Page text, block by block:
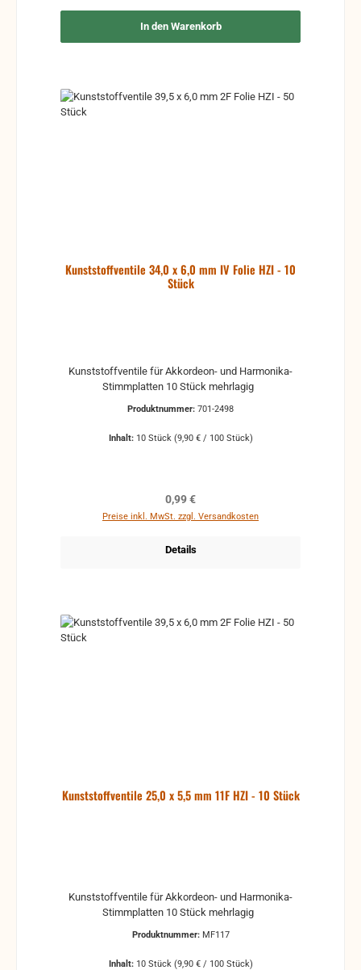
In den Warenkorb
Kunststoffventile 34,0 x 6,0 mm IV Folie HZI - 10
Stück
Kunststoffventile für Akkordeon- und Harmonika-
Produktnummer: 701-2498
Inhalt: 10 Stück (9,90 € / 100 Stück)
Regulärer Preis:
0,99 €
Preise inkl. MwSt. zzgl. Versandkosten
Details
Kunststoffventile 25,0 x 5,5 mm 11F HZI - 10 Stück
Kunststoffventile für Akkordeon- und Harmonika-
Produktnummer: MF117
Inhalt: 10 Stück (9,90 € / 100 Stück)